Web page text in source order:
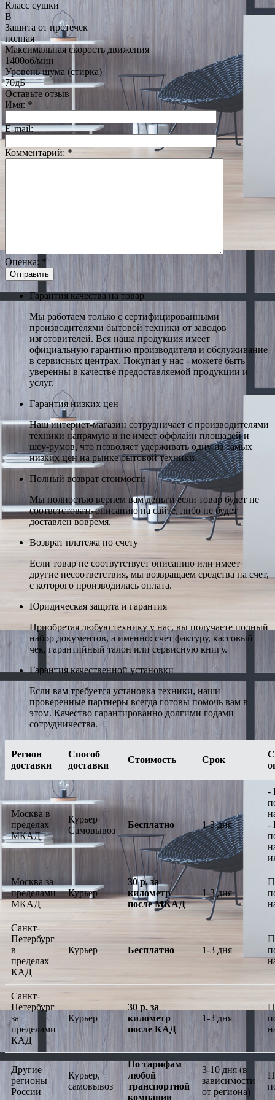
Класс сушки
B
Защита от протечек
полная
Максимальная скорость движения
1400об/мин
Уровень шума (стирка)
70дБ
Оставьте отзыв
Имя: *
E-mail:
Комментарий: *
Оценка: *
Гарантия качества на товар
Мы работаем только с сертифицированными
производителями бытовой техники от заводов
изготовителей. Вся наша продукция имеет
официальную гарантию производителя и обслуживание
в сервисных центрах. Покупая у нас - можете быть
уверенны в качестве предоставляемой продукции и
услуг.
Гарантия низких цен
Наш интернет-магазин сотрудничает с производителями
техники напрямую и не имеет оффлайн площадей и
шоу-румов, что позволяет удерживать одну из самых
низких цен на рынке бытовой техники.
Полный возврат стоимости
Мы полностью вернем вам деньги если товар будет не
соответстовать описанию на сайте, либо не будет
доставлен вовремя.
Возврат платежа по счету
Если товар не соотвутствует описанию или имеет
другие несоответствия, мы возвращаем средства на счет,
с которого производилась оплата.
Юридическая защита и гарантия
Приобретая любую технику у нас, вы получаете полный
набор документов, а именно: счет фактуру, кассовый
чек, гарантийный талон или сервисную книгу.
Гарантия качественной установки
Если вам требуется установка техники, наши
проверенные партнеры всегда готовы помочь вам в
этом. Качество гарантированно долгими годами
сотрудничества.
Регион
доставки
Способ
доставки
Стоимость Срок
Москва в
пределах
МКАД
Курьер
Самовывоз
Бесплатно 1-3 дня
-
-
Москва за
пределами
МКАД
Курьер
30 р. за
километр
после МКАД
1-3 дня
Санкт-
Петербург
в
пределах
КАД
Курьер Бесплатно 1-3 дня
Санкт-
Петербург
за
пределами
КАД
Курьер
30 р. за
километр
после КАД
1-3 дня
Другие
регионы
России
Курьер,
самовывоз
По тарифам
любой
транспортной
компании
3-10 дня (в
зависимости
от региона)